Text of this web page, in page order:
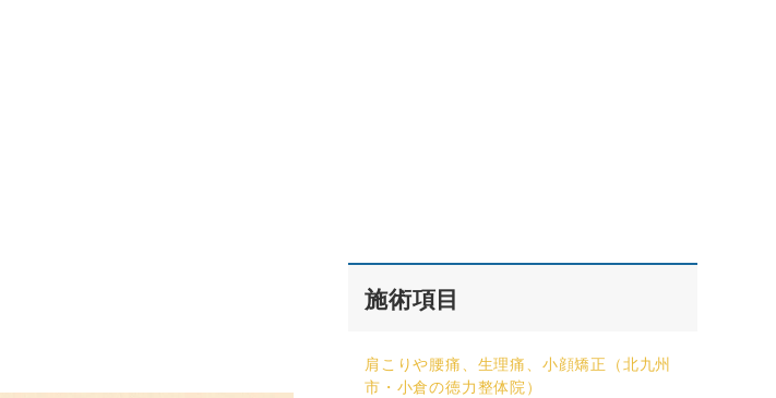
施術項目
肩こりや腰痛、生理痛、小顔矯正（北九州
市・小倉の徳力整体院）